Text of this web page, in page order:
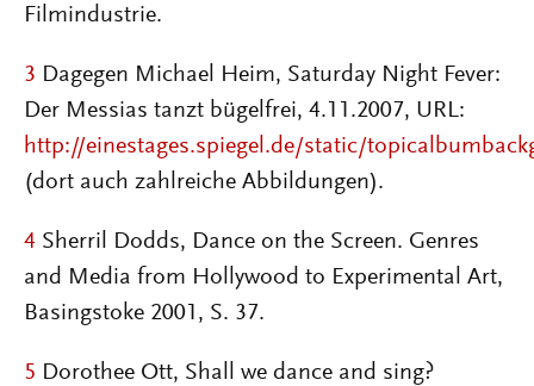
Filmindustrie.
3 Dagegen Michael Heim, Saturday Night Fever:
Der Messias tanzt bügelfrei, 4.11.2007, URL:
http://einestages.spiegel.de/static/
(dort auch zahlreiche Abbildungen).
4 Sherril Dodds, Dance on the Screen. Genres
and Media from Hollywood to Experimental Art,
Basingstoke 2001, S. 37.
5 Dorothee Ott, Shall we dance and sing?